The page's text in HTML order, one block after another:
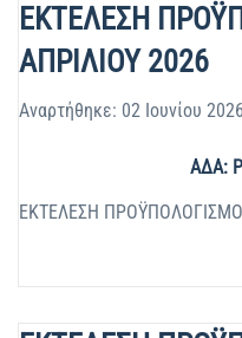
ΕΚΤΕΛΕΣΗ
ΑΠΡΙΛΙΟΥ 2026
Αναρτήθηκε: 02 Ιουνίου 2026
ΑΔΑ:
ΕΚΤΕΛΕΣΗ